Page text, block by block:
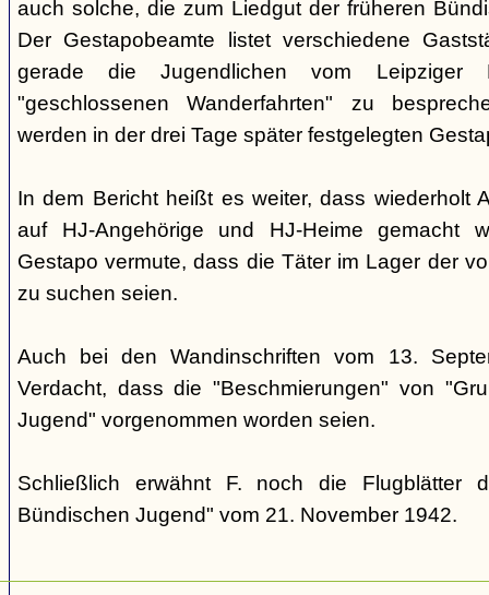
auch solche, die zum Liedgut der früheren
Der Gestapobeamte listet verschiedene
gerade die Jugendlichen vom
"geschlossenen Wanderfahrten" zu
werden in der drei Tage später festgelegten
In dem Bericht heißt es weiter, dass wiederholt
auf HJ-Angehörige und HJ-Heime gemacht
Gestapo vermute, dass die Täter im Lager der
zu suchen seien.
Auch bei den Wandinschriften vom 13.
Verdacht, dass die "Beschmierungen" von
Jugend" vorgenommen worden seien.
Schließlich erwähnt F. noch die Flugblätter
Bündischen Jugend" vom 21. November 1942.